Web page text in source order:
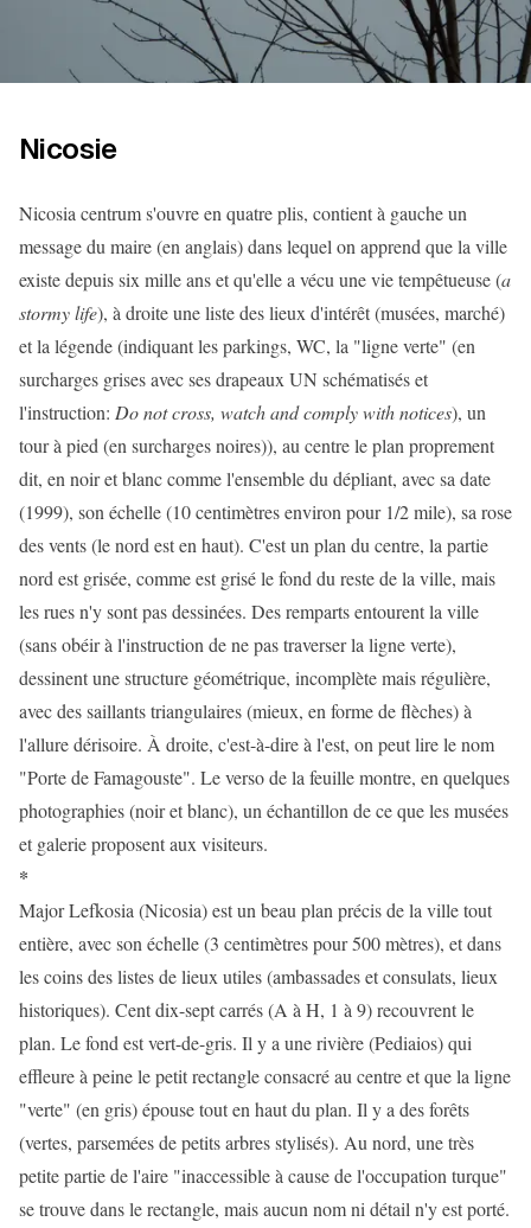
Nicosie
Nicosia centrum s'ouvre en quatre plis, contient à gauche un
message du maire (en anglais) dans lequel on apprend que la ville
existe depuis six mille ans et qu'elle a vécu une vie tempêtueuse (a
stormy life), à droite une liste des lieux d'intérêt (musées, marché)
et la légende (indiquant les parkings, WC, la "ligne verte" (en
surcharges grises avec ses drapeaux UN schématisés et
l'instruction: Do not cross, watch and comply with notices), un
tour à pied (en surcharges noires)), au centre le plan proprement
dit, en noir et blanc comme l'ensemble du dépliant, avec sa date
(1999), son échelle (10 centimètres environ pour 1/2 mile), sa rose
des vents (le nord est en haut). C'est un plan du centre, la partie
nord est grisée, comme est grisé le fond du reste de la ville, mais
les rues n'y sont pas dessinées. Des remparts entourent la ville
(sans obéir à l'instruction de ne pas traverser la ligne verte),
dessinent une structure géométrique, incomplète mais régulière,
avec des saillants triangulaires (mieux, en forme de flèches) à
l'allure dérisoire. À droite, c'est-à-dire à l'est, on peut lire le nom
"Porte de Famagouste". Le verso de la feuille montre, en quelques
photographies (noir et blanc), un échantillon de ce que les musées
et galerie proposent aux visiteurs.
*
Major Lefkosia (Nicosia) est un beau plan précis de la ville tout
entière, avec son échelle (3 centimètres pour 500 mètres), et dans
les coins des listes de lieux utiles (ambassades et consulats, lieux
historiques). Cent dix-sept carrés (A à H, 1 à 9) recouvrent le
plan. Le fond est vert-de-gris. Il y a une rivière (Pediaios) qui
effleure à peine le petit rectangle consacré au centre et que la ligne
"verte" (en gris) épouse tout en haut du plan. Il y a des forêts
(vertes, parsemées de petits arbres stylisés). Au nord, une très
petite partie de l'aire "inaccessible à cause de l'occupation turque"
se trouve dans le rectangle, mais aucun nom ni détail n'y est porté.